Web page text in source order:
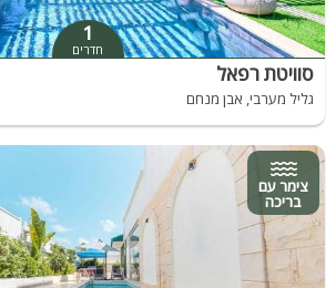
1
חדרים
סוויטת רפאל
גליל מערבי, אבן מנחם
צימר עם
בריכה